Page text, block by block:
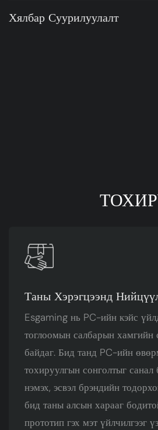
Хялбар Суурилуулалт
Таны Хэрэгцээнд
Esgaming нь PC-ийн кэйс
тоглоомын салбарын хамгийн
байдаг. Бид танд PC-ийн
тохируулгын сонголтыг
нэмэх, эсвэл брэндийн
бид таны алсын харааг
прототип гэх мэт үйлчилгээг